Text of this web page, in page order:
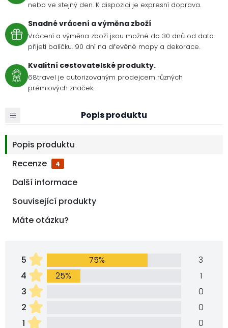
nebo ve stejný den. K dispozici je expresní doprava.
Snadné vrácení a výměna zboží
Vrácení a výměna zboží jsou možné do 30 dnů od data
přijetí balíčku. 90 dní na dřevěné mapy a dekorace.
Kvalitní cestovatelské produkty.
68travel je autorizovaným prodejcem různých
prémiových značek.
Popis produktu
Popis produktu
Recenze
4
Další informace
Související produkty
Máte otázku?
5 75%
3
4
25%
1
3
0
2
0
1
0